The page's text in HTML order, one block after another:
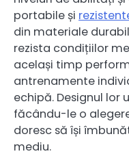
portabile și
din materiale
rezista condițiilor
același timp
antrenamente
echipă. Designul lor
făcându-le o
doresc să își
mediu.